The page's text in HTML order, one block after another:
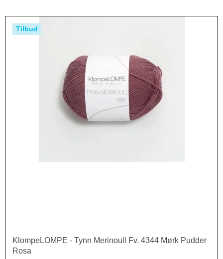
Tilbud
KlompeLOMPE - Tynn Merinoull Fv. 4344 Mørk Pudder
Rosa